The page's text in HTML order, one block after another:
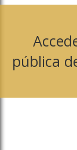
pública